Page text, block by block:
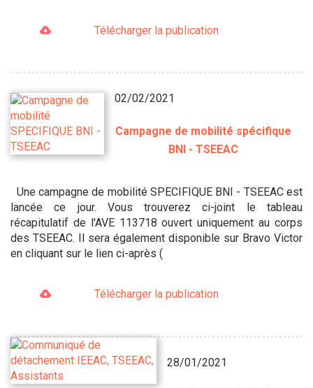
Télécharger la publication
02/02/2021
Campagne de mobilité spécifique
BNI - TSEEAC
Une campagne de mobilité SPECIFIQUE BNI - TSEEAC est
lancée ce jour. Vous trouverez ci-joint le tableau
récapitulatif de l'AVE 113718 ouvert uniquement au corps
des TSEEAC. Il sera également disponible sur Bravo Victor
en cliquant sur le lien ci-après (
Télécharger la publication
28/01/2021